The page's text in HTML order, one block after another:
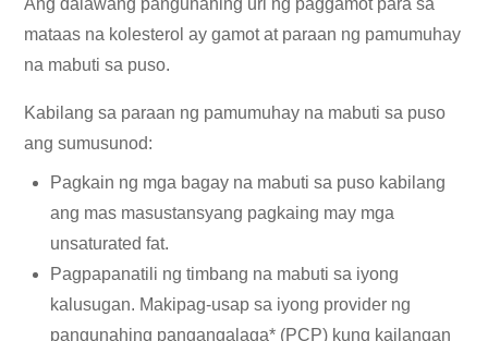
mataas na kolesterol ay gamot at paraan ng pamumuhay
na mabuti sa puso.
Kabilang sa paraan ng pamumuhay na mabuti sa puso
ang sumusunod:
Pagkain ng mga bagay na mabuti sa puso kabilang
ang mas masustansyang pagkaing may mga
unsaturated fat.
Pagpapanatili ng timbang na mabuti sa iyong
kalusugan. Makipag-usap sa iyong provider ng
pangunahing pangangalaga* (PCP) kung kailangan